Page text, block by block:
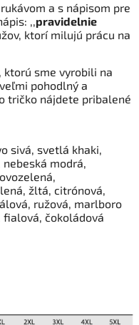
a s nápisom pre
,,pravidelnie
ktorí milujú prácu na
ktorú sme vyrobili na
pohodlný a
tričko nájdete pribalené
sivá, svetlá khaki,
modrá,
žltá, citrónová,
ružová, marlboro
fialová, čokoládová